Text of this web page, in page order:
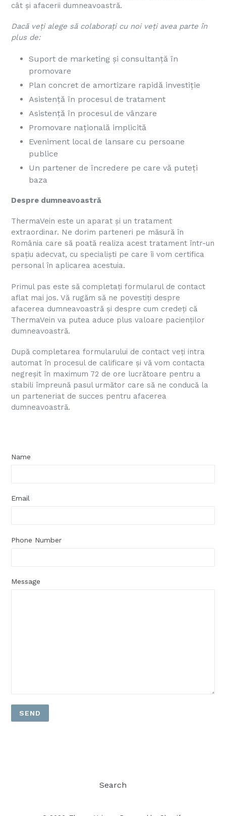
cât și afacerii dumneavoastră.
Dacă veți alege să colaborați cu noi veți avea parte în
plus de:
Suport de marketing și consultanță în
promovare
Plan concret de amortizare rapidă investiție
Asistență în procesul de tratament
Asistență în procesul de vânzare
Promovare națională implicită
Eveniment local de lansare cu persoane
publice
Un partener de încredere pe care vă puteți
baza
Despre dumneavoastră
ThermaVein este un aparat și un tratament
extraordinar. Ne dorim parteneri pe măsură în
România care să poată realiza acest tratament într-un
spațiu adecvat, cu specialiști pe care îi vom certifica
personal în aplicarea acestuia.
Primul pas este să completați formularul de contact
aflat mai jos. Vă rugăm să ne povestiți despre
afacerea dumneavoastră și despre cum credeți că
ThermaVein va putea aduce plus valoare pacienților
dumneavoastră.
După completarea formularului de contact veți intra
automat în procesul de calificare și vă vom contacta
negreșit în maximum 72 de ore lucrătoare pentru a
stabili împreună pasul următor care să ne conducă la
un parteneriat de succes pentru afacerea
dumneavoastră.
Name
Email
Phone Number
Message
Search